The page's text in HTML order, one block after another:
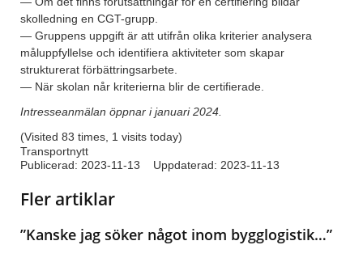
skolledning en CGT-grupp.
— Gruppens uppgift är att utifrån olika kriterier analysera
måluppfyllelse och identifiera aktiviteter som skapar
strukturerat förbättringsarbete.
— När skolan når kriterierna blir de certifierade.
Intresseanmälan öppnar i januari 2024.
(Visited 83 times, 1 visits today)
Transportnytt
Publicerad: 2023-11-13 Uppdaterad: 2023-11-13
Fler artiklar
”Kanske jag söker något inom bygglogistik…”